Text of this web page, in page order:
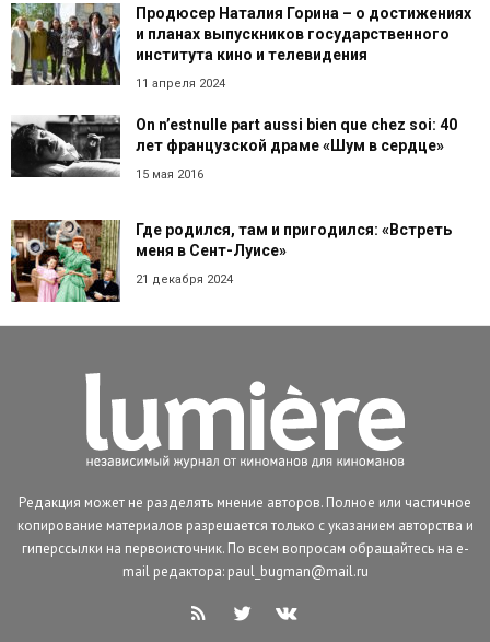
Продюсер Наталия Горина – о достижениях
и планах выпускников государственного
института кино и телевидения
11 апреля 2024
On n’estnulle part aussi bien que chez soi: 40
лет французской драме «Шум в сердце»
15 мая 2016
Где родился, там и пригодился: «Встреть
меня в Сент-Луисе»
21 декабря 2024
Редакция может не разделять мнение авторов. Полное или частичное
копирование материалов разрешается только с указанием авторства и
гиперссылки на первоисточник. По всем вопросам обращайтесь на e-
mail редактора: paul_bugman@mail.ru